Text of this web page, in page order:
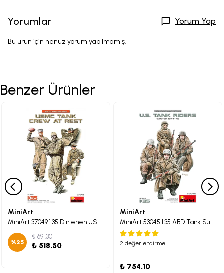
Yorumlar Yorum Yap
Bu ürün için henüz yorum yapılmamış.
Benzer Ürünler
MiniArt
MiniArt 37049 1:35 Dinlenen USMC Tank Mürettebatı
%25
₺ 691.30
₺ 518.50
MiniArt
MiniArt 53045 1:35 ABD Tank Süvarileri (1944-45 Kışı)
2 değerlendirme
₺ 754.10